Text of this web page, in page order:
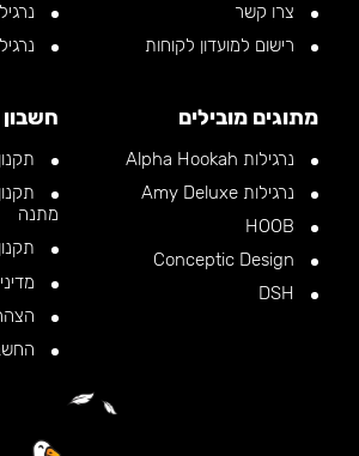
צרו קשר
רישום למועדון לקוחות
מתוגים מובילים
נרגילות Alpha Hookah
נרגילות Amy Deluxe
חשבון
מתנה